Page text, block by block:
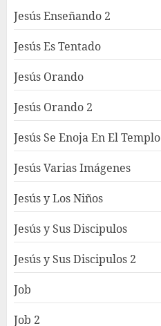
Jesús Enseñando 2
Jesús Es Tentado
Jesús Orando
Jesús Orando 2
Jesús Se Enoja En El Templo
Jesús Varias Imágenes
Jesús y Los Niños
Jesús y Sus Discipulos
Jesús y Sus Discipulos 2
Job
Job 2